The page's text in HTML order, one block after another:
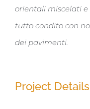
orientali miscelati
tutto condito con
dei pavimenti.
Project Details